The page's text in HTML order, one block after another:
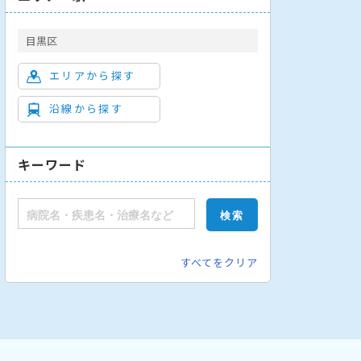
目黒区
エリアから探す
沿線から探す
キーワード
すべてをクリア